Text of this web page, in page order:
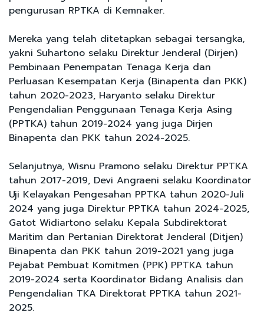
pengurusan RPTKA di Kemnaker.
Mereka yang telah ditetapkan sebagai tersangka,
yakni Suhartono selaku Direktur Jenderal (Dirjen)
Pembinaan Penempatan Tenaga Kerja dan
Perluasan Kesempatan Kerja (Binapenta dan PKK)
tahun 2020-2023, Haryanto selaku Direktur
Pengendalian Penggunaan Tenaga Kerja Asing
(PPTKA) tahun 2019-2024 yang juga Dirjen
Binapenta dan PKK tahun 2024-2025.
Selanjutnya, Wisnu Pramono selaku Direktur PPTKA
tahun 2017-2019, Devi Angraeni selaku Koordinator
Uji Kelayakan Pengesahan PPTKA tahun 2020-Juli
2024 yang juga Direktur PPTKA tahun 2024-2025,
Gatot Widiartono selaku Kepala Subdirektorat
Maritim dan Pertanian Direktorat Jenderal (Ditjen)
Binapenta dan PKK tahun 2019-2021 yang juga
Pejabat Pembuat Komitmen (PPK) PPTKA tahun
2019-2024 serta Koordinator Bidang Analisis dan
Pengendalian TKA Direktorat PPTKA tahun 2021-
2025.